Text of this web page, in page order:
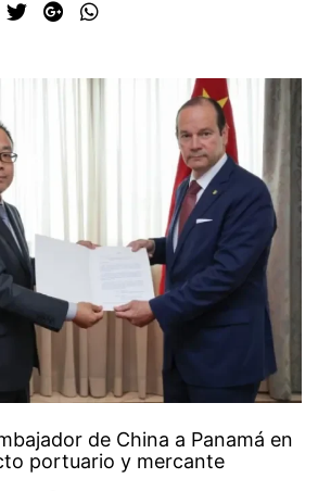
de China a Panamá en
portuario y mercante